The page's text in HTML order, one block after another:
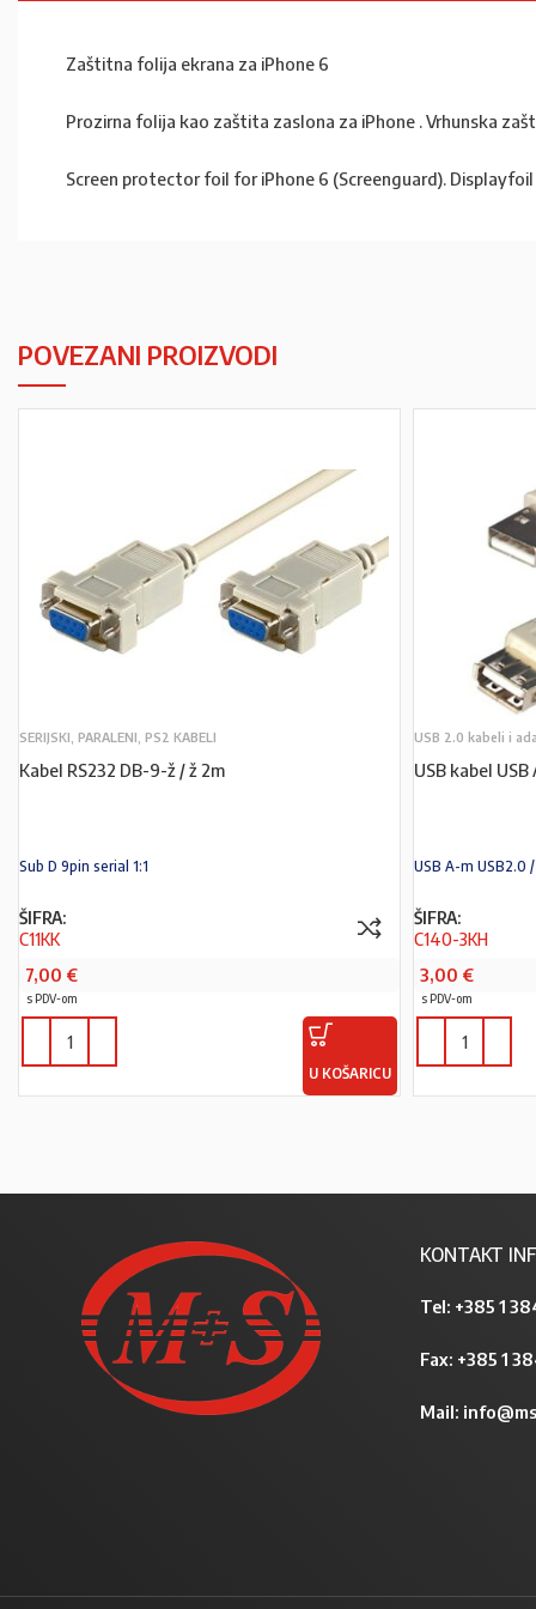
Zaštitna folija ekrana za iPhone 6
Prozirna folija kao zaštita zaslona za iPhone . Vrhunska
Screen protector foil for iPhone 6 (Screenguard). Displayfoil
POVEZANI PROIZVODI
SERIJSKI, PARALENI, PS2 KABELI
Kabel RS232 DB-9-ž / ž 2m
Sub D 9pin serial 1:1
ŠIFRA:
C11KK
7,00 €
s PDV-om
U KOŠARICU
USB 2.0 kabeli i
USB kabel
USB A-m USB2.0
ŠIFRA:
C140-3KH
3,00 €
s PDV-om
KONTAKT
Tel: +385 1
Fax: +385 1
Mail: